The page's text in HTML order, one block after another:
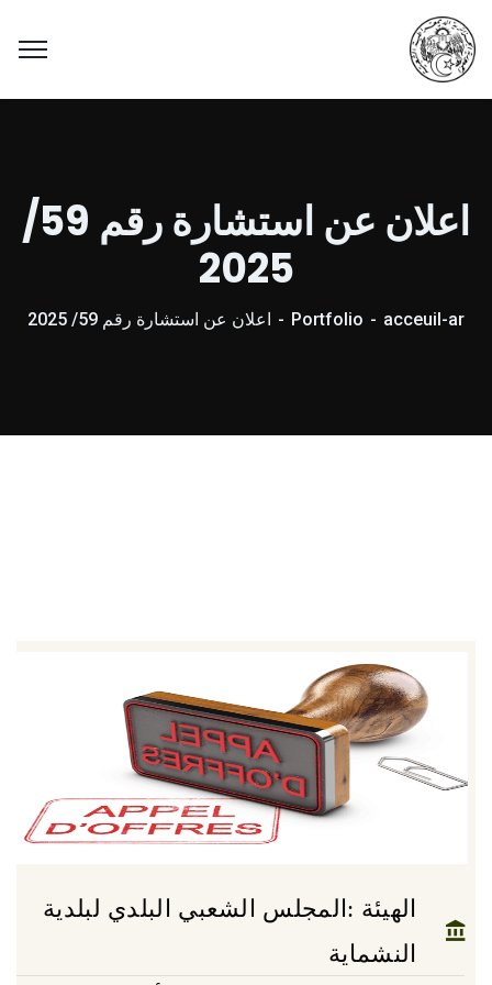
اعلان عن استشارة رقم 59/
2025
acceuil-ar
Portfolio اعلان عن استشارة رقم 59/ 2025
الهيئة :المجلس الشعبي البلدي لبلدية
النشماية